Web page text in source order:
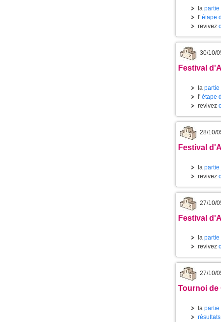
la partie
l' étape
revivez
30/10/
Festival
la partie
l' étape
revivez
28/10/
Festival
la partie
revivez
27/10/
Festival
la partie
revivez
27/10/
Tournoi de
la partie